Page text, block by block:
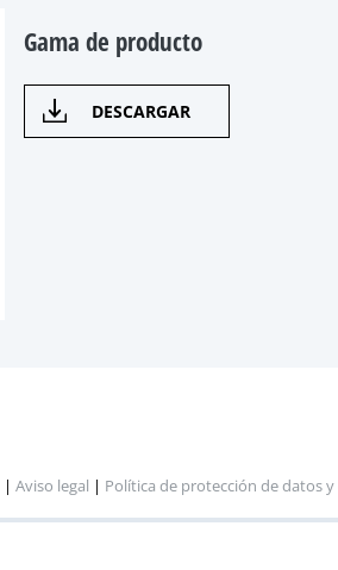
Gama de producto
DESCARGAR
| Aviso legal | Política de protección de datos